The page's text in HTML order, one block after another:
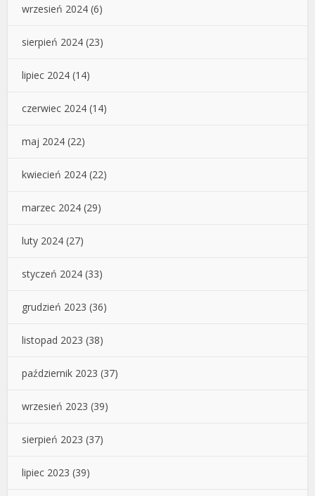
wrzesień 2024 (6)
sierpień 2024 (23)
lipiec 2024 (14)
czerwiec 2024 (14)
maj 2024 (22)
kwiecień 2024 (22)
marzec 2024 (29)
luty 2024 (27)
styczeń 2024 (33)
grudzień 2023 (36)
listopad 2023 (38)
październik 2023 (37)
wrzesień 2023 (39)
sierpień 2023 (37)
lipiec 2023 (39)